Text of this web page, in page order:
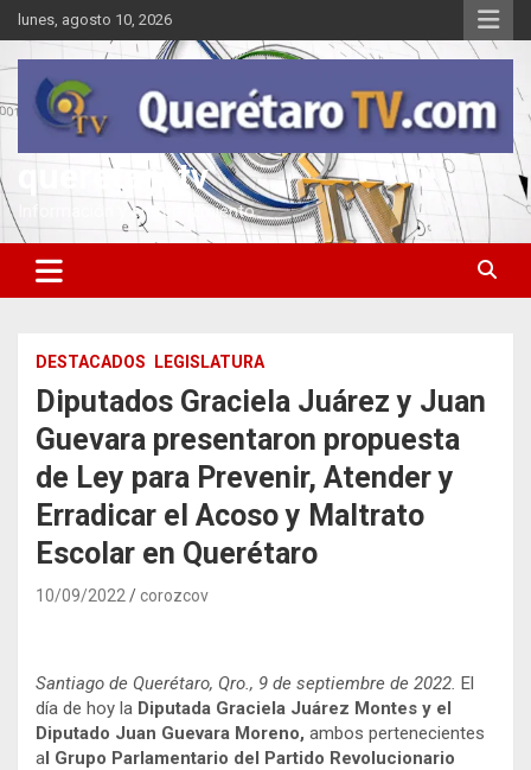
Saltar
al
contenido
lunes, agosto 10, 2026
queretarotv
Información y entretenimiento
DESTACADOS LEGISLATURA
Diputados Graciela Juárez y Juan
Guevara presentaron propuesta
de Ley para Prevenir, Atender y
Erradicar el Acoso y Maltrato
Escolar en Querétaro
10/09/2022 corozcov
Santiago de Querétaro, Qro., 9 de septiembre de 2022. El
día de hoy la Diputada Graciela Juárez Montes y el
Diputado Juan Guevara Moreno, ambos pertenecientes
al Grupo Parlamentario del Partido Revolucionario